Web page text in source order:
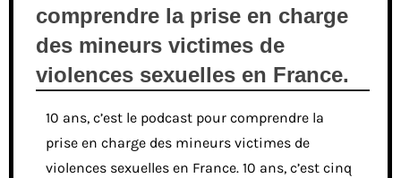
comprendre la prise en charge
des mineurs victimes de
violences sexuelles en France.
10 ans, c’est le podcast pour comprendre la
prise en charge des mineurs victimes de
violences sexuelles en France. 10 ans, c’est cinq